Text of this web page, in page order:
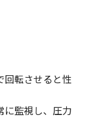
回転させると性
に監視し、圧力